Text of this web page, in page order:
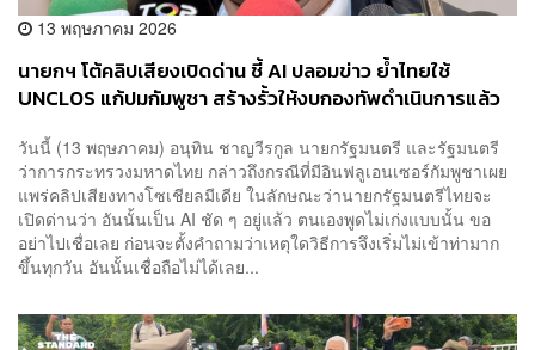
13 พฤษภาคม 2026
นายกฯ โต้คลิปเสียงเปิดด่าน ชี้ AI ปลอมข่าว ย้ำไทยใช้
UNCLOS แก้ปมกัมพูชา สร้างรั้วให้งบกองทัพดำเนินการแล้ว
วันนี้ (13 พฤษภาคม) อนุทิน ชาญวีรกูล นายกรัฐมนตรี และรัฐมนตรี
ว่าการกระทรวงมหาดไทย กล่าวถึงกรณีที่มีอินฟลูเอนเซอร์กัมพูชาเผย
แพร่คลิปเสียงทางโซเชียลมีเดีย ในลักษณะว่านายกรัฐมนตรีไทยจะ
เปิดด่านว่า อันนั้นเป็น AI ชัด ๆ อยู่แล้ว ตนเองพูดไม่เก่งแบบนั้น ขอ
อย่าไปเชื่อเลย ก่อนจะตั้งคำถามว่าเหตุใดวิธีการจึงเริ่มไม่เข้าท่ามาก
ขึ้นทุกวัน อันนั้นเชื่อถือไม่ได้เลย...